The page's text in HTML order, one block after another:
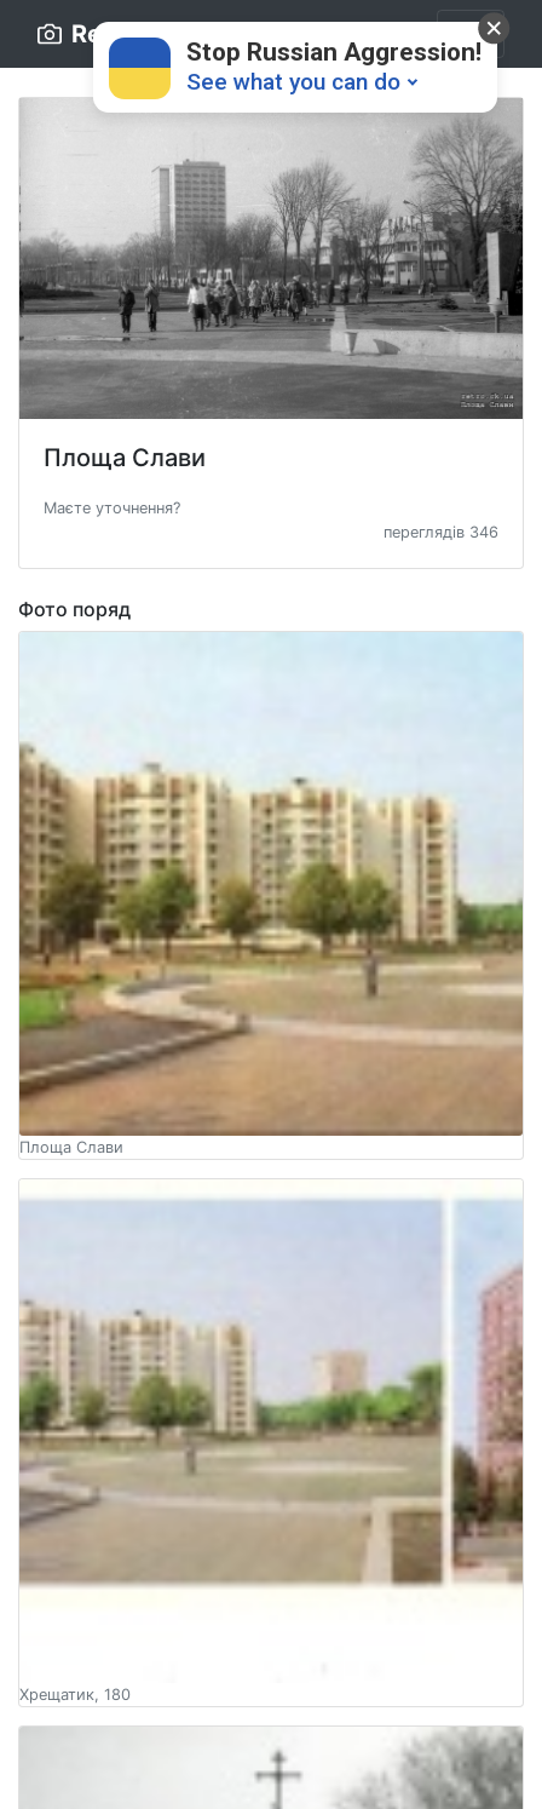
Retro.ck.ua
Площа Слави
Маєте уточнення?
переглядів 346
Фото поряд
Площа Слави
Хрещатик, 180
Stop Russian Aggression!
See what you can do
Donate 💸
Support Ukraine ❤